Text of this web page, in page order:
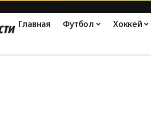
Главная Футбол Хоккей